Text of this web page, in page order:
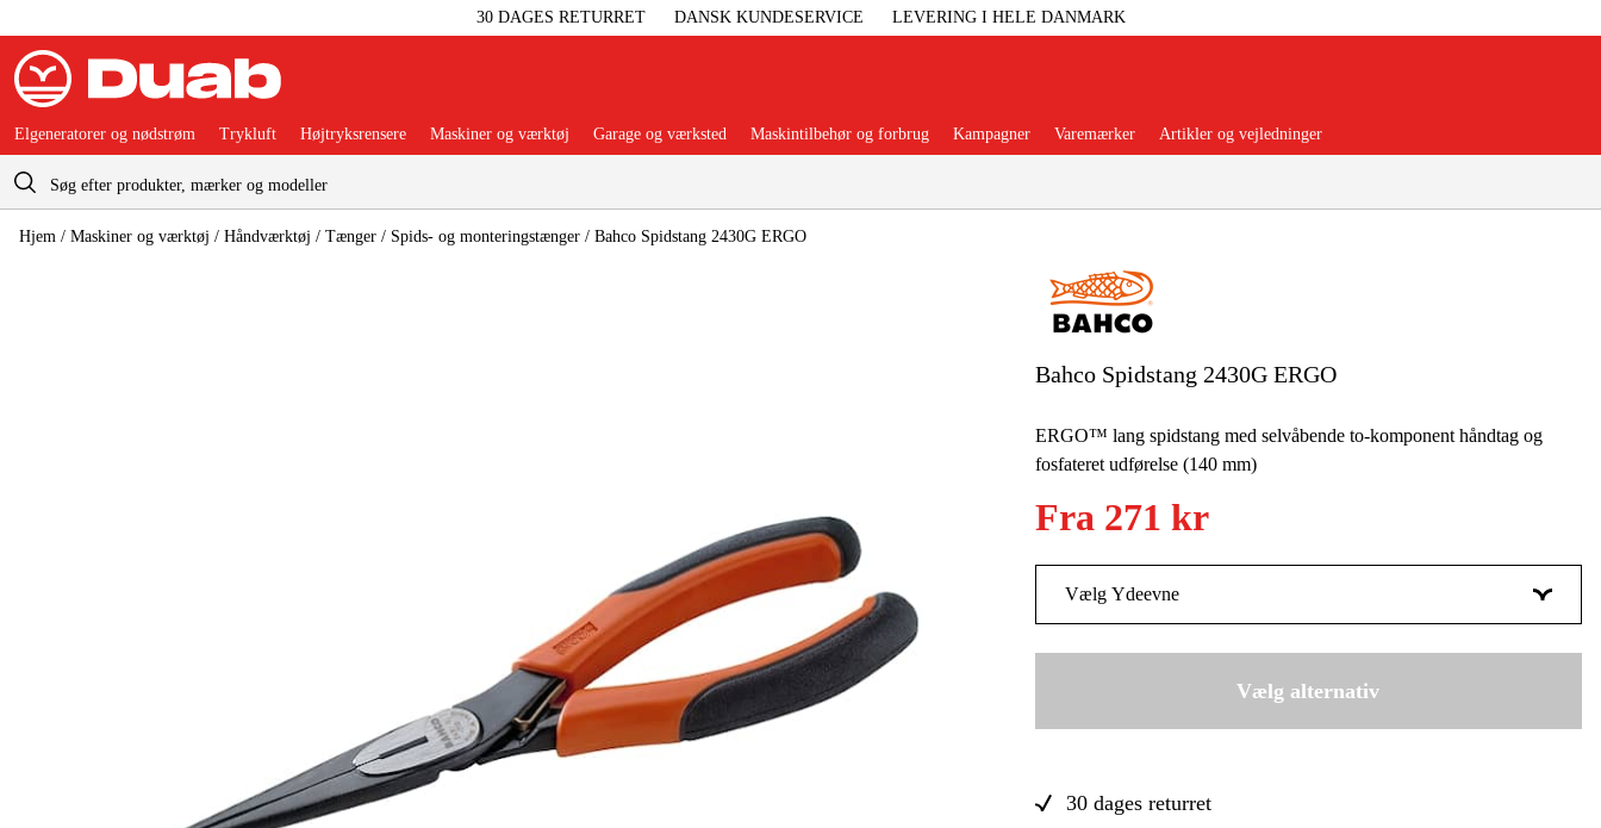
30 DAGES RETURRET DANSK KUNDESERVICE LEVERING I HELE DANMARK
Indkøbskurv
Elgeneratorer Og Nødstrøm
Højtryksrensere
Maskiner Og Værktøj
Garage Og Værksted
Maskintilbehør Og Forbrug
Elgeneratorer og nødstrøm Trykluft Højtryksrensere Maskiner og værktøj Garage og værksted Maskintilbehør og forbrug Kampagner Varemærker Artikler og vejledninger
Hjem / Maskiner og værktøj / Håndværktøj / Tænger / Spids- og monteringstænger / Bahco Spidstang 2430G ERGO
Bahco Spidstang 2430G ERGO
ERGO™ lang spidstang med selvåbende to-komponent håndtag og
fosfateret udførelse (140 mm)
Fra 271 kr
Vælg Ydeevne
271 kr
Vælg alternativ
30 dages returret